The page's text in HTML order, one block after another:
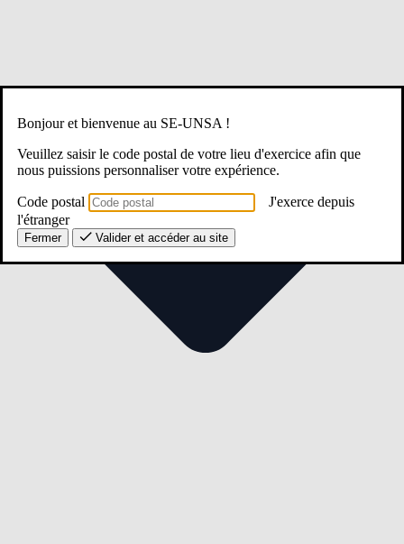
Bonjour et bienvenue au SE-UNSA !
Veuillez saisir le code postal de votre lieu d'exercice afin que
nous puissions personnaliser votre expérience.
Code postal
J'exerce depuis
l'étranger
Fermer Valider et accéder au site